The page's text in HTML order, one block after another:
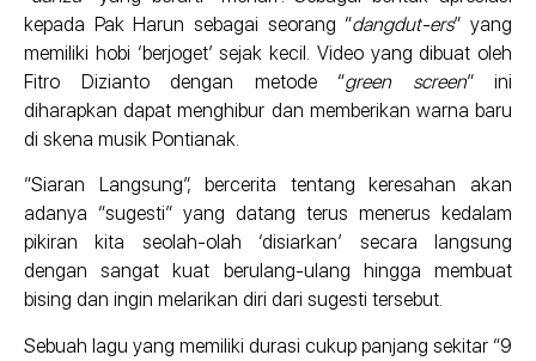
kepada Pak Harun sebagai seorang “dangdut-ers” yang
memiliki hobi ‘berjoget’ sejak kecil. Video yang dibuat oleh
Fitro Dizianto dengan metode “green screen” ini
diharapkan dapat menghibur dan memberikan warna baru
di skena musik Pontianak.
“Siaran Langsung”, bercerita tentang keresahan akan
adanya “sugesti” yang datang terus menerus kedalam
pikiran kita seolah-olah ‘disiarkan’ secara langsung
dengan sangat kuat berulang-ulang hingga membuat
bising dan ingin melarikan diri dari sugesti tersebut.
Sebuah lagu yang memiliki durasi cukup panjang sekitar “9